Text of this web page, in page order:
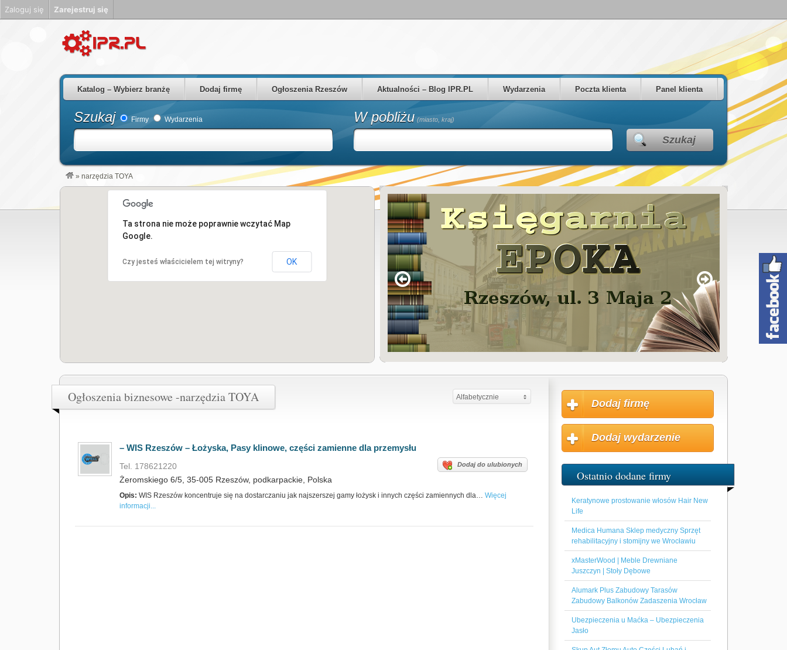
Katalog – Wybierz branżę Dodaj firmę Ogłoszenia Rzeszów Aktualności – Blog IPR.PL Wydarzenia Poczta klienta Panel klienta
Szukaj Firmy Wydarzenia W pobliżu (miasto, kraj)
Szukaj
» narzędzia TOYA
Ta strona nie może poprawnie wczytać Map
Google.
Czy jesteś właścicielem tej witryny? OK
Ogłoszenia biznesowe -narzędzia TOYA Alfabetycznie
– WIS Rzeszów – Łożyska, Pasy klinowe, części zamienne dla przemysłu
Dodaj do ulubionych
Tel. 178621220
Żeromskiego 6/5, 35-005 Rzeszów, podkarpackie, Polska
Opis: WIS Rzeszów koncentruje się na dostarczaniu jak najszerszej gamy łożysk i innych części zamiennych dla… Więcej
informacji...
Dodaj firmę
Dodaj wydarzenie
Ostatnio dodane firmy
Keratynowe prostowanie włosów Hair New
Life
Medica Humana Sklep medyczny Sprzęt
rehabilitacyjny i stomijny we Wrocławiu
xMasterWood | Meble Drewniane
Juszczyn | Stoły Dębowe
Alumark Plus Zabudowy Tarasów
Zabudowy Balkonów Zadaszenia Wrocław
Ubezpieczenia u Maćka – Ubezpieczenia
Jasło
Zaloguj się Zarejestruj się